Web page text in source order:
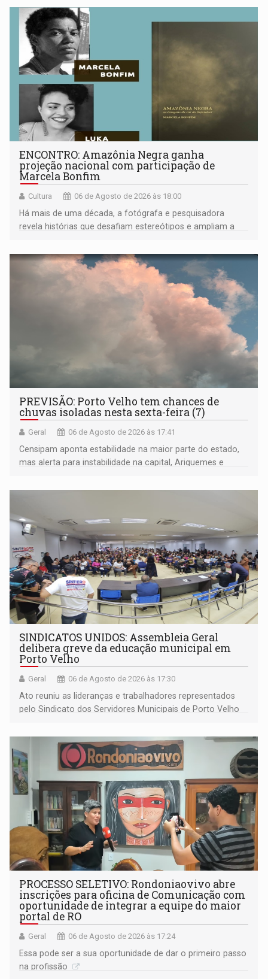
ENCONTRO: Amazônia Negra ganha
projeção nacional com participação de
Marcela Bonfim
Cultura 06 de Agosto de 2026 às 18:00
Há mais de uma década, a fotógrafa e pesquisadora
revela histórias que desafiam estereótipos e ampliam a
negras
PREVISÃO: Porto Velho tem chances de
chuvas isoladas nesta sexta-feira (7)
Geral 06 de Agosto de 2026 às 17:41
Censipam aponta estabilidade na maior parte do estado,
mas alerta para instabilidade na capital, Ariquemes e
SINDICATOS UNIDOS: Assembleia Geral
delibera greve da educação municipal em
Porto Velho
Geral 06 de Agosto de 2026 às 17:30
Ato reuniu as lideranças e trabalhadores representados
pelo Sindicato dos Servidores Municipais de Porto Velho
PROCESSO SELETIVO: Rondoniaovivo abre
inscrições para oficina de Comunicação com
oportunidade de integrar a equipe do maior
portal de RO
Geral 06 de Agosto de 2026 às 17:24
Essa pode ser a sua oportunidade de dar o primeiro passo
na profissão